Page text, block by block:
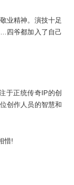
业精神。演技十足
四爷都加入了自己
于正统传奇IP的创
创作人员的智慧和
惜!